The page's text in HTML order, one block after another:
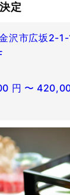
定
沢市広坂2-
円 〜